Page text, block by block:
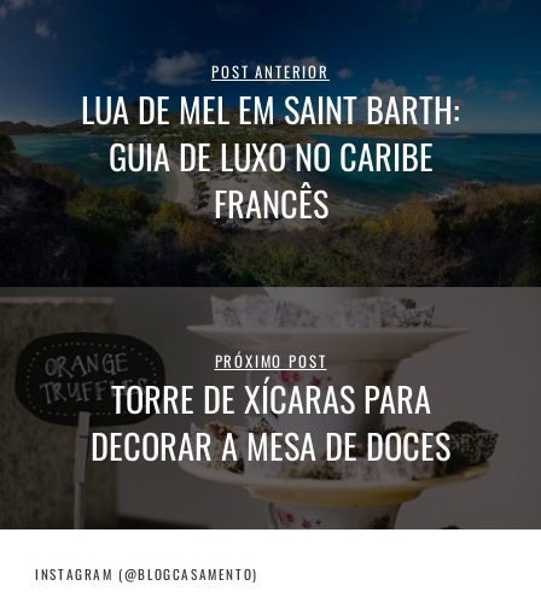
POST ANTERIOR
LUA DE MEL EM SAINT BARTH:
GUIA DE LUXO NO CARIBE
FRANCÊS
PRÓXIMO POST
TORRE DE XÍCARAS PARA
DECORAR A MESA DE DOCES
INSTAGRAM (@BLOGCASAMENTO)